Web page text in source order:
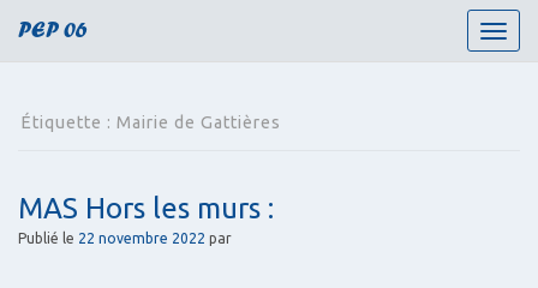
T
o
PEP 06
Étiquette : Mairie de Gattières
MAS Hors les murs :
Publié le 22 novembre 2022 par